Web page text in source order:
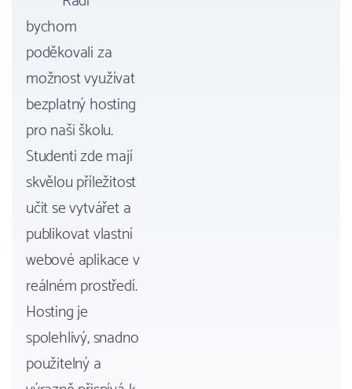
bychom
poděkovali za
možnost využívat
bezplatný hosting
pro naši školu.
Studenti zde mají
skvělou příležitost
učit se vytvářet a
publikovat vlastní
webové aplikace v
reálném prostředí.
Hosting je
spolehlivý, snadno
použitelný a